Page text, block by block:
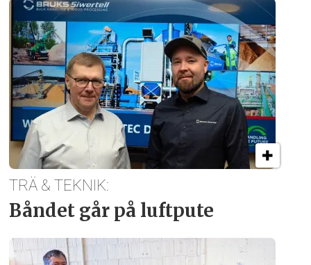
TRÄ & TEKNIK:
Båndet går på luftpute